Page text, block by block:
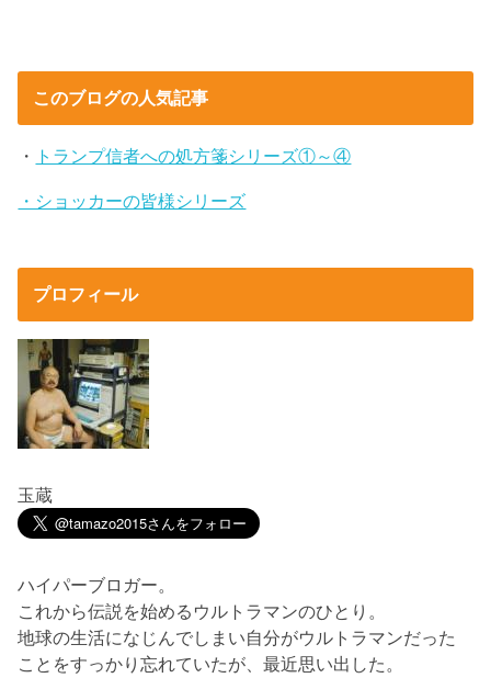
このブログの人気記事
・ トランプ信者への処方箋シリーズ①～④
・ショッカーの皆様シリーズ
プロフィール
玉蔵
ハイパーブロガー。
これから伝説を始めるウルトラマンのひとり。
地球の生活になじんでしまい自分がウルトラマンだった
ことをすっかり忘れていたが、最近思い出した。